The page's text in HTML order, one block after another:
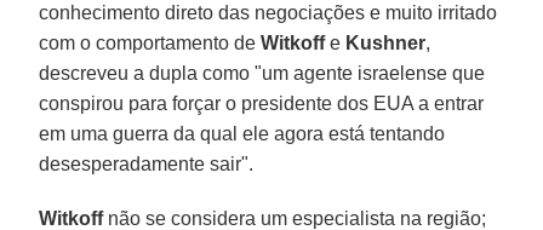
conhecimento direto das negociações e muito irritado
com o comportamento deWitkoffe Kushner,
descreveu a dupla como "um agente israelense que
conspirou para forçar o presidente dos EUA a entrar
em uma guerra da qual ele agora está tentando
desesperadamente sair".
Witkoffnão se considera um especialista na região;